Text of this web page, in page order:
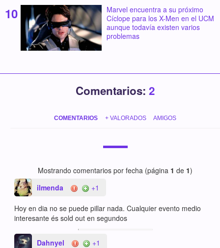
Marvel encuentra a su próximo
Cíclope para los X-Men en el UCM
aunque todavía existen varios
problemas
Comentarios: 2
COMENTARIOS + VALORADOS AMIGOS
Mostrando comentarios por fecha (página 1 de 1)
ilmenda
+1
Hoy en dia no se puede pillar nada. Cualquier evento medio
interesante és sold out en segundos
Dahnyel +1